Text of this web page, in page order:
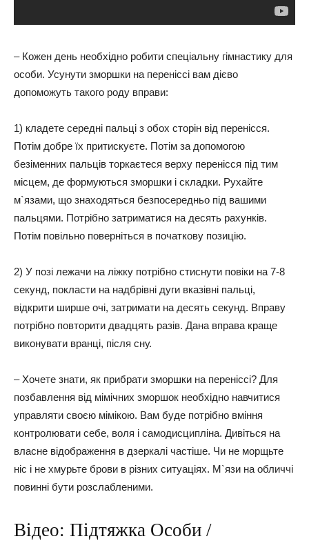
– Кожен день необхідно робити спеціальну гімнастику для
особи. Усунути зморшки на переніссі вам дієво
допоможуть такого роду вправи:
1) кладете середні пальці з обох сторін від перенісся.
Потім добре їх притискуєте. Потім за допомогою
безіменних пальців торкаєтеся верху перенісся під тим
місцем, де формуються зморшки і складки. Рухайте
м`язами, що знаходяться безпосередньо під вашими
пальцями. Потрібно затриматися на десять рахунків.
Потім повільно поверніться в початкову позицію.
2) У позі лежачи на ліжку потрібно стиснути повіки на 7-8
секунд, покласти на надбрівні дуги вказівні пальці,
відкрити ширше очі, затримати на десять секунд. Вправу
потрібно повторити двадцять разів. Дана вправа краще
виконувати вранці, після сну.
– Хочете знати, як прибрати зморшки на переніссі? Для
позбавлення від мімічних зморшок необхідно навчитися
управляти своєю мімікою. Вам буде потрібно вміння
контролювати себе, воля і самодисципліна. Дивіться на
власне відображення в дзеркалі частіше. Чи не морщьте
ніс і не хмурьте брови в різних ситуаціях. М`язи на обличчі
повинні бути розслабленими.
Відео: Підтяжка Особи /